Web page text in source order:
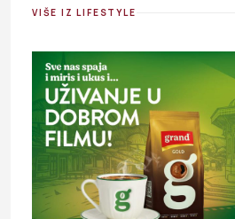
VIŠE IZ LIFESTYLE